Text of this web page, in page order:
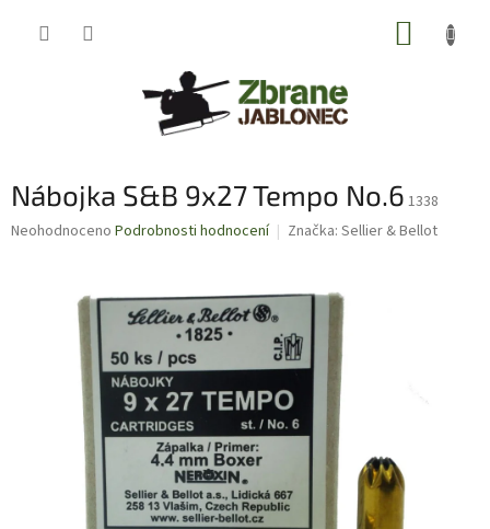
Nábojka S&B 9x27 Tempo No.6 1338
Průměrné
Neohodnoceno Podrobnosti hodnocení Značka: Sellier & Bellot